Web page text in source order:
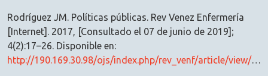
Rodríguez JM. Políticas públicas. Rev Venez Enfermería
[Internet]. 2017, [Consultado el 07 de junio de 2019];
4(2):17–26. Disponible en:
http://190.169.30.98/ojs/index.php/rev_venf/article/view/15917